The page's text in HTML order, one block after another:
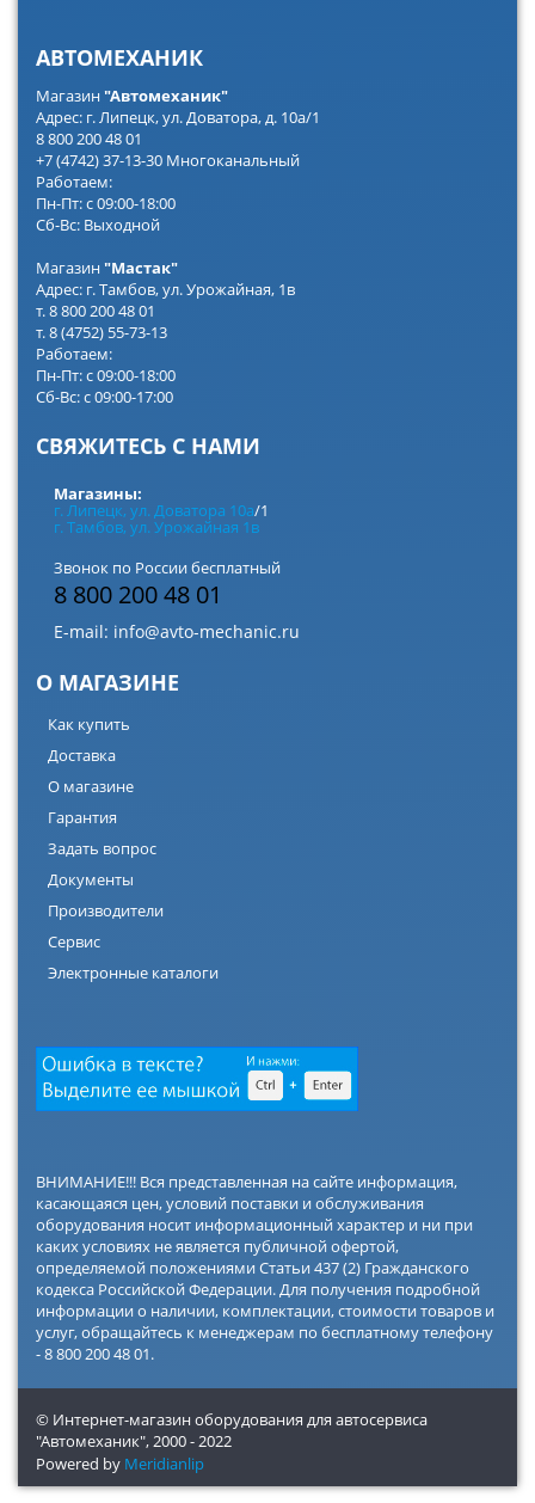
АВТОМЕХАНИК
Магазин"Автомеханик"
Адрес: г. Липецк, ул. Доватора, д. 10а/1
8 800 200 48 01
+7 (4742) 37-13-30 Многоканальный
Работаем:
Пн-Пт: с 09:00-18:00
Сб-Вс: Выходной
Магазин"Мастак"
Адрес: г. Тамбов, ул. Урожайная, 1в
т. 8 800 200 48 01
т. 8 (4752) 55-73-13
Работаем:
Пн-Пт: с 09:00-18:00
Сб-Вс: с 09:00-17:00
СВЯЖИТЕСЬ С НАМИ
Магазины:
г. Липецк, ул. Доватора 10а/1
г. Тамбов, ул. Урожайная 1в
Звонок по России бесплатный
8 800 200 48 01
E-mail: info@avto-mechanic.ru
О МАГАЗИНЕ
Как купить
Доставка
О магазине
Гарантия
Задать вопрос
Документы
Производители
Сервис
Электронные каталоги
ВНИМАНИЕ!!! Вся представленная на сайте информация,
касающаяся цен, условий поставки и обслуживания
оборудования носит информационный характер и ни при
каких условиях не является публичной офертой,
определяемой положениями Статьи 437 (2) Гражданского
кодекса Российской Федерации. Для получения подробной
информации о наличии, комплектации, стоимости товаров и
услуг, обращайтесь к менеджерам по бесплатному телефону
- 8 800 200 48 01.
© Интернет-магазин оборудования для автосервиса
"Автомеханик",2000 - 2022
Powered by Meridianlip